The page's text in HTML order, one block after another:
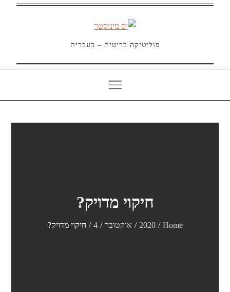
פוליטיקה בריטית – בעברית
חיקוי מדויק?
Home
2020 אוקטובר 4 חיקוי מדויק?